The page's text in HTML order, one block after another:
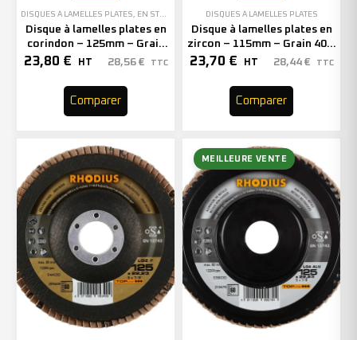
DISQUES À LAMELLES PLATES EN STOCK
Disque à lamelles plates en
corindon – 125mm – Grain
40 – 210475 (x10)
23,80 € HT 28,56 € TTC
Comparer
DISQUES À LAMELLES PLATES
Disque à lamelles plates en
zircon – 115mm – Grain 40 –
202767 (x10)
23,70 € HT 28,44 € TTC
Comparer
MEILLEURE VENTE